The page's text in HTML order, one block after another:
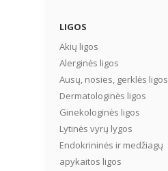
LIGOS
Akių ligos
Alerginės ligos
Ausų, nosies, gerklės ligos
Dermatologinės ligos
Ginekologinės ligos
Lytinės vyrų lygos
Endokrininės ir medžiagų
apykaitos ligos